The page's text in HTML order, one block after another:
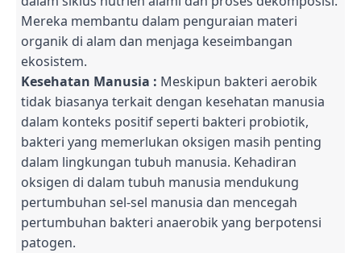
Mereka membantu dalam penguraian materi
organik di alam dan menjaga keseimbangan
ekosistem.
Kesehatan Manusia : Meskipun bakteri aerobik
tidak biasanya terkait dengan kesehatan manusia
dalam konteks positif seperti bakteri probiotik,
bakteri yang memerlukan oksigen masih penting
dalam lingkungan tubuh manusia. Kehadiran
oksigen di dalam tubuh manusia mendukung
pertumbuhan sel-sel manusia dan mencegah
pertumbuhan bakteri anaerobik yang berpotensi
patogen.